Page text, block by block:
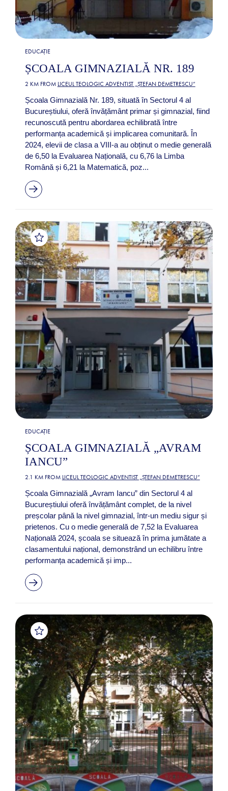
EDUCAȚIE
ȘCOALA GIMNAZIALĂ NR. 189
2 KM FROM LICEUL TEOLOGIC ADVENTIST „ȘTEFAN DEMETRESCU”
Școala Gimnazială Nr. 189, situată în Sectorul 4 al
Bucureștiului, oferă învățământ primar și gimnazial, fiind
recunoscută pentru abordarea echilibrată între
performanța academică și implicarea comunitară. În
2024, elevii de clasa a VIII-a au obținut o medie generală
de 6,50 la Evaluarea Națională, cu 6,76 la Limba
Română și 6,21 la Matematică, poz...
EDUCAȚIE
ȘCOALA GIMNAZIALĂ „AVRAM
IANCU”
2.1 KM FROM LICEUL TEOLOGIC ADVENTIST „ȘTEFAN DEMETRESCU”
Școala Gimnazială „Avram Iancu” din Sectorul 4 al
Bucureștiului oferă învățământ complet, de la nivel
preșcolar până la nivel gimnazial, într-un mediu sigur și
prietenos. Cu o medie generală de 7,52 la Evaluarea
Națională 2024, școala se situează în prima jumătate a
clasamentului național, demonstrând un echilibru între
performanța academică și imp...